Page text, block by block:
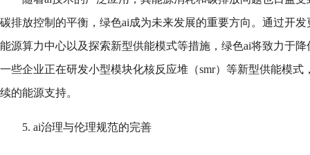
碳排放控制的平衡，绿色ai成为未来发展的重要方向。通过开
能源算力中心以及探索新型供能模式等措施，绿色ai将致力于
一些企业正在研发小型模块化核反应堆（smr）等新型供能模式
续的能源支持。
5. ai治理与伦理规范的完善